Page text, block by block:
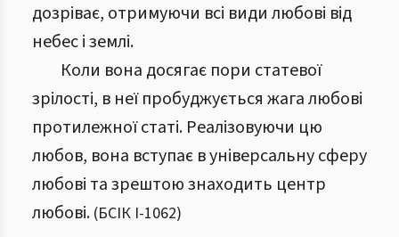
дозріває, отримуючи всі види любові від
небес і землі.
Коли вона досягає пори статевої
зрілості, в неї пробуджується жага любові
протилежної статі. Реалізовуючи цю
любов, вона вступає в універсальну сферу
любові та зрештою знаходить центр
любові. (БСІК І-1062)